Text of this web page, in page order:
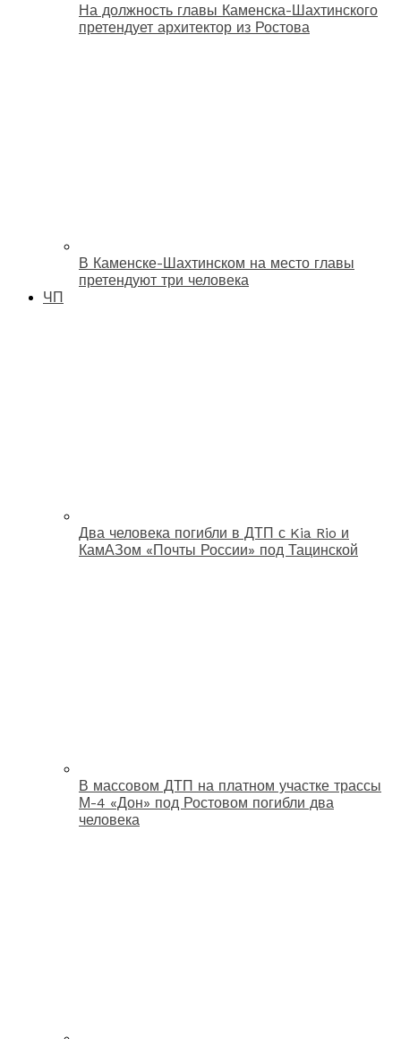
На должность главы Каменска-Шахтинского
претендует архитектор из Ростова
В Каменске-Шахтинском на место главы
претендуют три человека
ЧП
Два человека погибли в ДТП с Kia Rio и
КамАЗом «Почты России» под Тацинской
В массовом ДТП на платном участке трассы
М-4 «Дон» под Ростовом погибли два
человека